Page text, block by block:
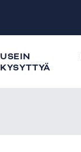
USEIN
KYSYTTYÄ